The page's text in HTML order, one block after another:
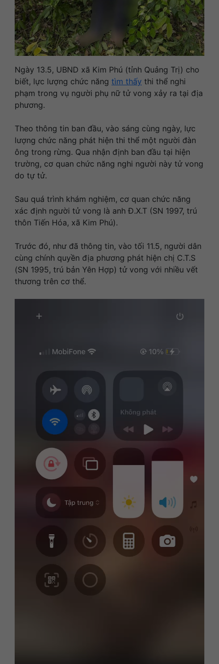
Ngày 13.5, UBND xã Kim Phú (tỉnh Quảng Trị) cho
biết, lực lượng chức năng tìm thấy thi thể nghi
phạm trong vụ người phụ nữ tử vong xảy ra tại địa
phương.
Theo thông tin ban đầu, vào sáng cùng ngày, lực
lượng chức năng phát hiện thi thể một người đàn
ông trong rừng. Qua nhận định ban đầu tại hiện
trường, cơ quan chức năng nghi người này tử vong
do tự tử.
Sau quá trình khám nghiệm, cơ quan chức năng
xác định người tử vong là anh Đ.X.T (SN 1997, trú
thôn Tiến Hóa, xã Kim Phú).
Trước đó, như đã thông tin, vào tối 11.5, người dân
cùng chính quyền địa phương phát hiện chị C.T.S
(SN 1995, trú bản Yên Hợp) tử vong với nhiều vết
thương trên cơ thể.